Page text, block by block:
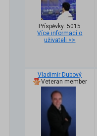
Příspěvky: 5015
Více informací o
uživateli >>
Vladimír Dubový
Veteran member